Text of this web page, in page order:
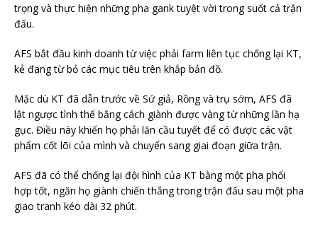
trọng và thực hiện những pha gank tuyệt vời trong suốt cả trận
đấu.
AFS bắt đầu kinh doanh từ việc phải farm liên tục chống lại KT,
kẻ đang từ bỏ các mục tiêu trên khắp bản đồ.
Mặc dù KT đã dẫn trước về Sứ giả, Rồng và trụ sớm, AFS đã
lật ngược tình thế bằng cách giành được vàng từ những lần hạ
gục. Điều này khiến họ phải lăn cầu tuyết để có được các vật
phẩm cốt lõi của mình và chuyển sang giai đoạn giữa trận.
AFS đã có thể chống lại đội hình của KT bằng một pha phối
hợp tốt, ngăn họ giành chiến thắng trong trận đấu sau một pha
giao tranh kéo dài 32 phút.